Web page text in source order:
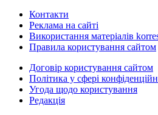
Контакти
Реклама на сайті
Використання матеріалів
Правила користування сайтом
Договір користування сайтом
Політика у сфері
Угода щодо користування
Редакція